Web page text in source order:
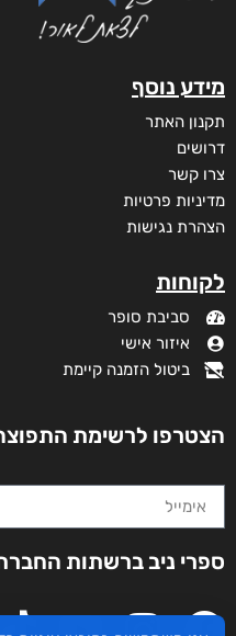
היסטוריה פרטית
₪35
₪35
מידע נוסף
תקנון האתר
דרושים
צרו קשר
מדיניות פרטיות
הצהרת נגישות
לקוחות
סביבת סופר
איזור אישי
ביטול הזמנה קיימת
הצטרפו לרשימת
ספרי ניב ברשתות